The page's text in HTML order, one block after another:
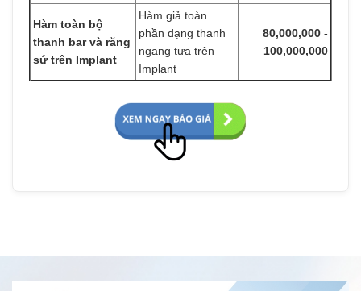
Hàm toàn bộ
thanh bar và răng
sứ trên Implant
Hàm giả toàn
phần dạng thanh
ngang tựa trên
Implant
80,000,000 -
100,000,000